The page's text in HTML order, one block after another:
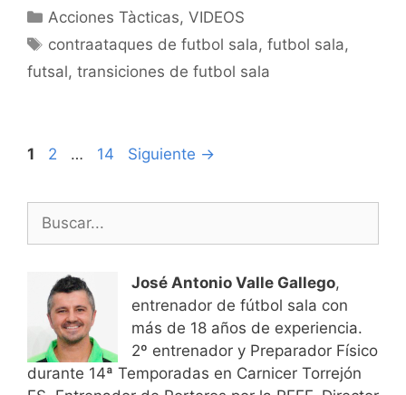
Categorías
Acciones Tàcticas,VIDEOS
Etiquetas
contraataques de futbol sala,futbol sala,
futsal, transiciones de futbol sala
Navegación
entradas
Página
1 Página
2 … Página
14 Siguiente →
José Antonio Valle Gallego,
entrenador de fútbol sala con
más de 18 años de experiencia.
2º entrenador y Preparador Físico
durante 14ª Temporadas en Carnicer Torrejón